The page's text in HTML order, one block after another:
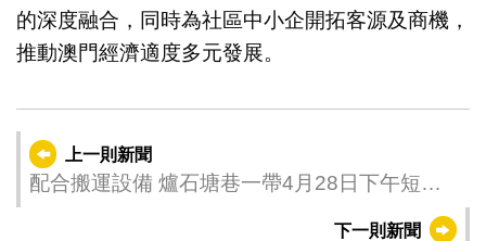
的深度融合，同時為社區中小企開拓客源及商機，
推動澳門經濟適度多元發展。
上一則新聞
配合搬運設備 爐石塘巷一帶4月28日下午短暫
下一則新聞